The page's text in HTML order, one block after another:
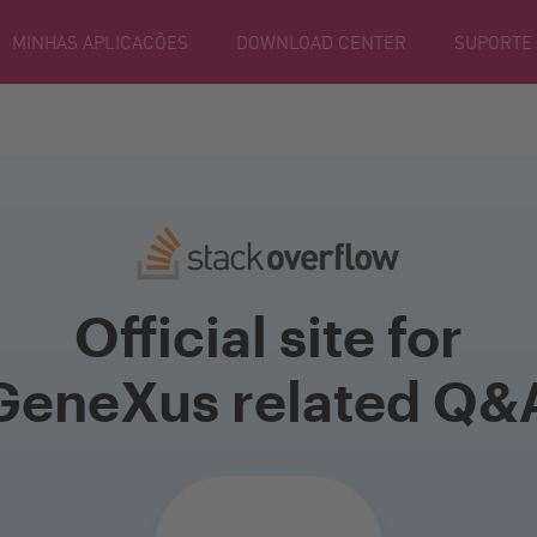
MINHAS APLICACÕES DOWNLOAD CENTER SUPORTE
Official site for
related